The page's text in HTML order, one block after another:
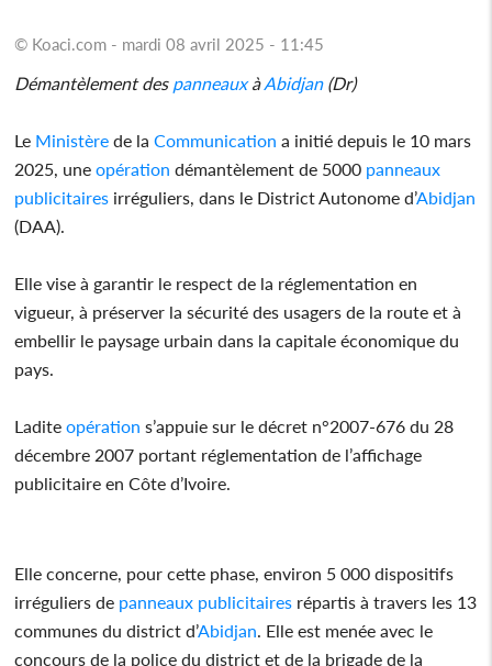
© Koaci.com - mardi 08 avril 2025 - 11:45
Démantèlement des panneauxàAbidjan(Dr)
Le Ministère de laCommunication a initié depuis le 10 mars
2025, uneopération démantèlement de 5000 panneaux
publicitaires irréguliers, dans le District Autonome d’Abidjan
(DAA).
Elle vise à garantir le respect de la réglementation en
vigueur, à préserver la sécurité des usagers de la route et à
embellir le paysage urbain dans la capitale économique du
pays.
Laditeopération s’appuie sur le décret n°2007-676 du 28
décembre 2007 portant réglementation de l’affichage
publicitaire en Côte d’Ivoire.
Elle concerne, pour cette phase, environ 5 000 dispositifs
irréguliers de panneaux publicitaires répartis à travers les 13
communes du district d’Abidjan. Elle est menée avec le
concours de la police du district et de la brigade de la